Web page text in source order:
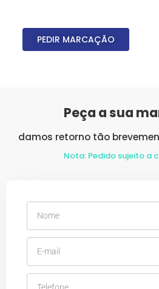
PEDIR MARCAÇÃO
Peça a sua
damos retorno tão
Nota: Pedido sujeito a